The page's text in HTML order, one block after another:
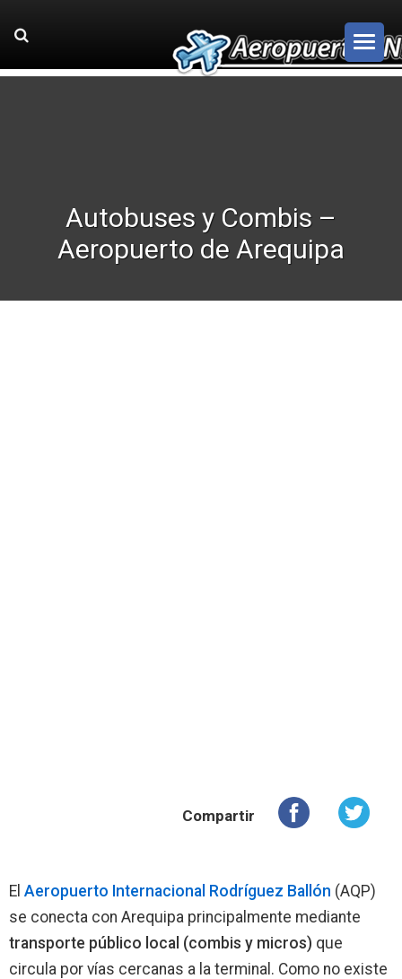
Autobuses y Combis –
Aeropuerto de Arequipa
Compartir
El Aeropuerto Internacional Rodríguez Ballón (AQP)
se conecta con Arequipa principalmente mediante
transporte público local (combis y micros) que
circula por vías cercanas a la terminal. Como no existe